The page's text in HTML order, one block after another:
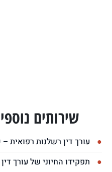
שירותים
עורך דין רשלנות רפואית
תפקידו החיוני של עורך דין